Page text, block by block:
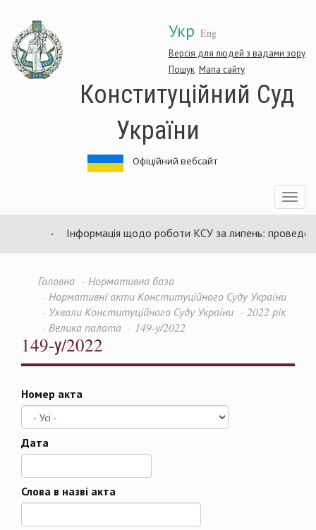
основного
матеріалу
Укр Eng
Версія для людей з вадами зору
Пошук Мапа сайту
Конституційний Суд
України
Офіційний вебсайт
Toggle
Інформація щодо роботи КСУ за липень: проведено
Головна
Нормативна база
Нормативні акти Конституційного Суду України
Ухвали Конституційного Суду України
2022 рік
Велика палата
149-у/2022
149-у/2022
Номер акта
Дата
Дата
Слова в назві акта